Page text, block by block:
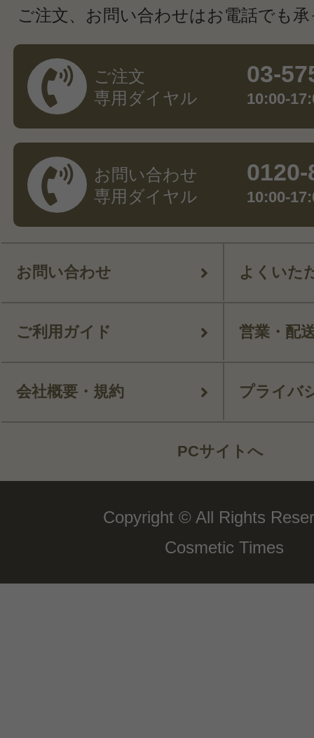
ご注文、お問い合わせはお電話でも
ご注文
専用ダイヤル
03-
10:00-
お問い合わせ
専用ダイヤル
10:00-
お問い合わせ よくいた
ご利用ガイド 営業・配
会社概要・規約 プライバ
PCサイトへ
Copyright © All Rights
Cosmetic Times